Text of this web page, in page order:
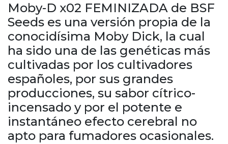
Moby-D x02 FEMINIZADA de BSF
Seeds es una versión propia de la
conocidísima Moby Dick, la cual
ha sido una de las genéticas más
cultivadas por los cultivadores
españoles, por sus grandes
producciones, su sabor cítrico-
incensado y por el potente e
instantáneo efecto cerebral no
apto para fumadores ocasionales.